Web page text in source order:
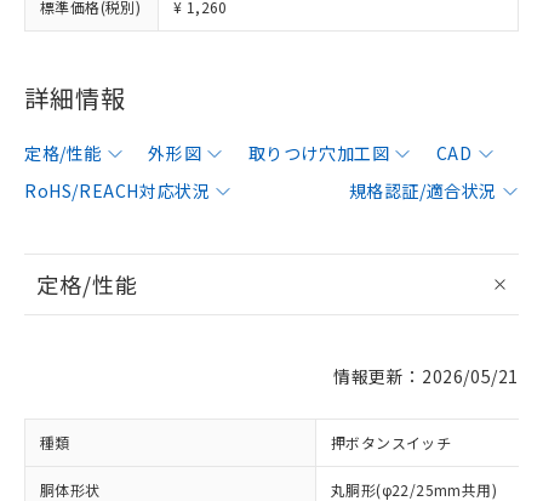
標準価格(税別) ¥ 1,260
詳細情報
定格/性能 外形図 取りつけ穴加工図
CAD
RoHS/REACH対応状況
規格認証/適合状況
定格/性能
情報更新：2026/05/21
種類 押ボタンスイッチ
胴体形状 丸胴形(φ22/25mm共用)